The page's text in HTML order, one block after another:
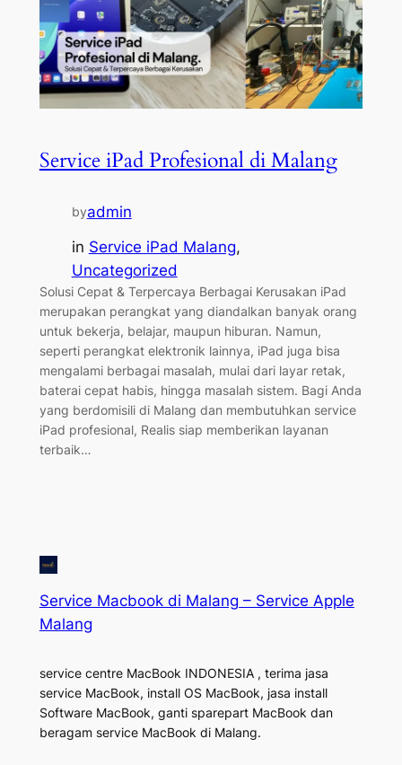
Service iPad Profesional di Malang
byadmin
in Service iPad Malang
Uncategorized
Solusi Cepat & Terpercaya Berbagai Kerusakan iPad
merupakan perangkat yang diandalkan banyak orang
untuk bekerja, belajar, maupun hiburan. Namun,
seperti perangkat elektronik lainnya, iPad juga bisa
mengalami berbagai masalah, mulai dari layar retak,
baterai cepat habis, hingga masalah sistem. Bagi Anda
yang berdomisili di Malang dan membutuhkan service
iPad profesional, Realis siap memberikan layanan
terbaik…
Service Macbook di Malang – Service Apple
Malang
service centre MacBook INDONESIA , terima jasa
service MacBook, install OS MacBook, jasa install
Software MacBook, ganti sparepart MacBook dan
beragam service MacBook di Malang.